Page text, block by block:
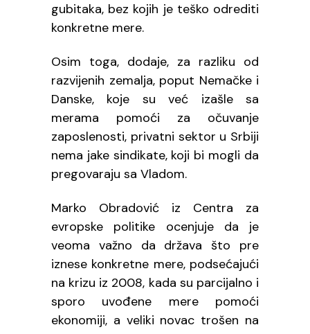
gubitaka, bez kojih je teško odrediti
konkretne mere.
Osim toga, dodaje, za razliku od
razvijenih zemalja, poput Nemačke i
Danske, koje su već izašle sa
merama pomoći za očuvanje
zaposlenosti, privatni sektor u Srbiji
nema jake sindikate, koji bi mogli da
pregovaraju sa Vladom.
Marko Obradović iz Centra za
evropske politike ocenjuje da je
veoma važno da država što pre
iznese konkretne mere, podsećajući
na krizu iz 2008, kada su parcijalno i
sporo uvođene mere pomoći
ekonomiji, a veliki novac trošen na